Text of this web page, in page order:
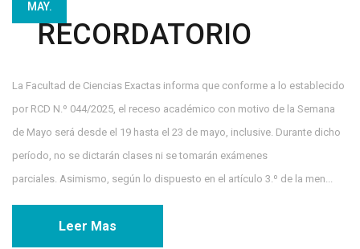
MAY.
RECORDATORIO
La Facultad de Ciencias Exactas informa que conforme a lo establecido
por RCD N.º 044/2025, el receso académico con motivo de la Semana
de Mayo será desde el 19 hasta el 23 de mayo, inclusive. Durante dicho
período, no se dictarán clases ni se tomarán exámenes
parciales. Asimismo, según lo dispuesto en el artículo 3.º de la men...
Leer Mas